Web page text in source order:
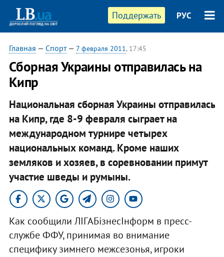
Поддержать РУС
Главная — Спорт— 7 февраля 2011, 17:45
Сборная Украины отправилась на
Кипр
Национальная сборная Украины отправилась
на Кипр, где 8-9 февраля сыграет на
международном турнире четырех
национальных команд. Кроме наших
земляков и хозяев, в соревновании примут
участие шведы и румыны.
Как сообщили ЛІГАБізнесІнформ в пресс-
службе ФФУ, принимая во внимание
специфику зимнего межсезонья, игроки